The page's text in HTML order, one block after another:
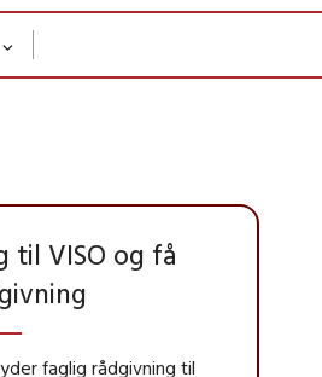
til VISO og få
faglig rådgivning til